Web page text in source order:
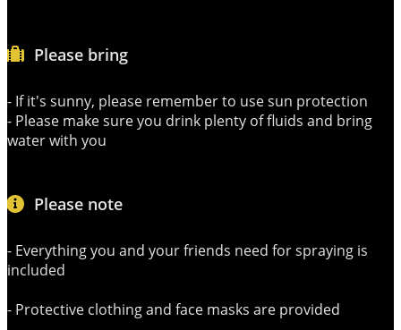
Please bring
- If it's sunny, please remember to use sun protection
- Please make sure you drink plenty of fluids and bring
water with you
Please note
- Everything you and your friends need for spraying is
included
- Protective clothing and face masks are provided